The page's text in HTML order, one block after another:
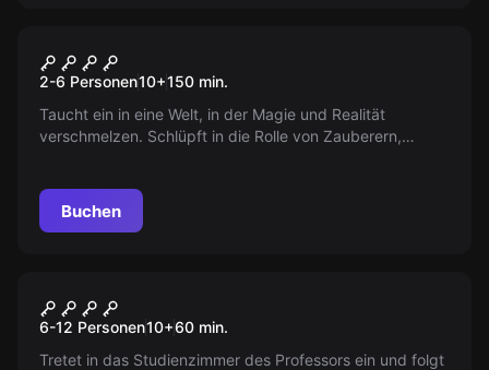
Das magische Portal
2-6 Personen10+150 min.
Taucht ein in eine Welt, in der Magie und Realität
verschmelzen. Schlüpft in die Rolle von Zauberern,
Buchen
Harrison Jones und die Steine
des Atum
6-12 Personen10+60 min.
Tretet in das Studienzimmer des Professors ein und folgt